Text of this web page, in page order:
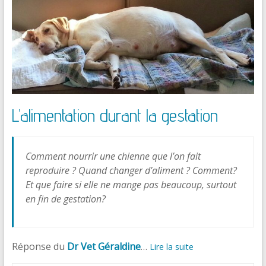
L’alimentation durant la gestation
Comment nourrir une chienne que l’on fait
reproduire ? Quand changer d’aliment ? Comment?
Et que faire si elle ne mange pas beaucoup, surtout
en fin de gestation?
Réponse du Dr Vet Géraldine… Lire la suite